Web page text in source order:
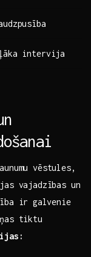
intervija
vēstules,
vajadzības un
ir⁢ galvenie
tiktu